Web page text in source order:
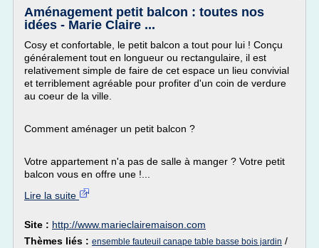
Aménagement petit balcon : toutes nos
idées - Marie Claire ...
Cosy et confortable, le petit balcon a tout pour lui ! Conçu
généralement tout en longueur ou rectangulaire, il est
relativement simple de faire de cet espace un lieu convivial
et terriblement agréable pour profiter d'un coin de verdure
au coeur de la ville.
Comment aménager un petit balcon ?
Votre appartement n'a pas de salle à manger ? Votre petit
balcon vous en offre une !...
Lire la suite
Site : http://www.marieclairemaison.com
Thèmes liés : ensemble fauteuil canape table basse bois jardin /